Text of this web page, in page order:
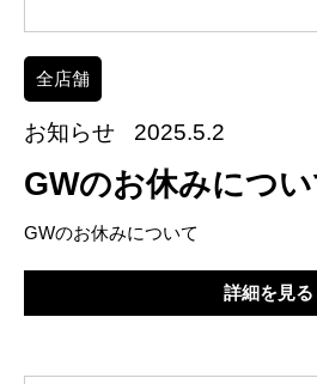
全店舗
お知らせ 2025.5.2
GWのお休みについ
GWのお休みについて
詳細を見る